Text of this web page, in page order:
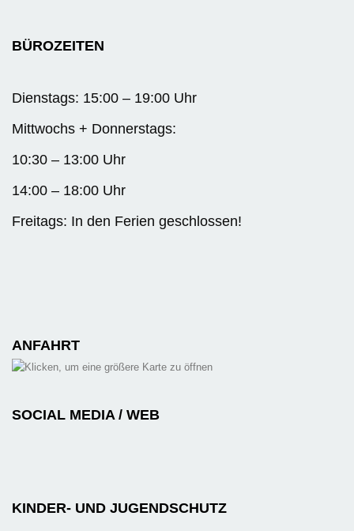
BÜROZEITEN
Dienstags: 15:00 – 19:00 Uhr
Mittwochs + Donnerstags:
10:30 – 13:00 Uhr
14:00 – 18:00 Uhr
Freitags: In den Ferien geschlossen!
ANFAHRT
SOCIAL MEDIA / WEB
KINDER- UND JUGENDSCHUTZ